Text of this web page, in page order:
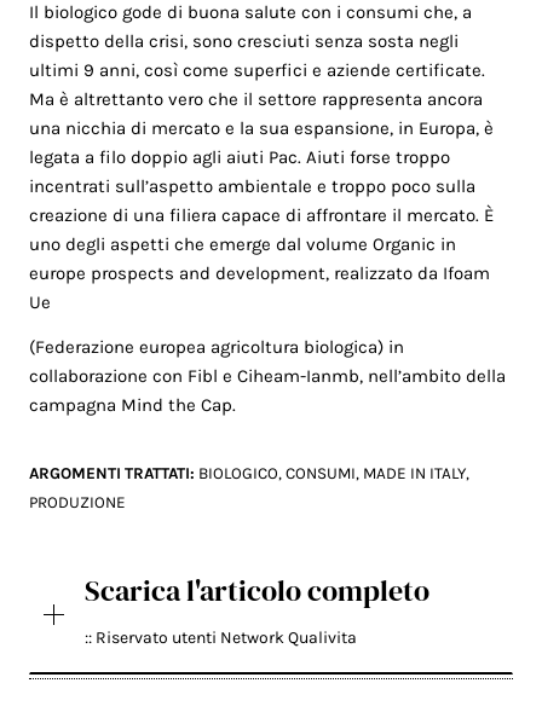
Il biologico gode di buona salute con i consumi che, a
dispetto della crisi, sono cresciuti senza sosta negli
ultimi 9 anni, così come superfici e aziende certificate.
Ma è altrettanto vero che il settore rappresenta ancora
una nicchia di mercato e la sua espansione, in Europa, è
legata a filo doppio agli aiuti Pac. Aiuti forse troppo
incentrati sull’aspetto ambientale e troppo poco sulla
creazione di una filiera capace di affrontare il mercato. È
uno degli aspetti che emerge dal volume Organic in
europe prospects and development, realizzato da Ifoam
Ue
(Federazione europea agricoltura biologica) in
collaborazione con Fibl e Ciheam-Ianmb, nell’ambito della
campagna Mind the Cap.
ARGOMENTI TRATTATI: BIOLOGICO,CONSUMI, MADE IN ITALY,
PRODUZIONE
Scarica l'articolo completo
:: Riservato utenti Network Qualivita